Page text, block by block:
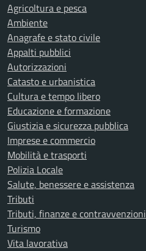
Agricoltura e pesca
Ambiente
Anagrafe e stato civile
Appalti pubblici
Autorizzazioni
Catasto e urbanistica
Cultura e tempo libero
Educazione e formazione
Giustizia e sicurezza pubblica
Imprese e commercio
Mobilità e trasporti
Polizia Locale
Salute, benessere e assistenza
Tributi
Tributi, finanze e contravvenzioni
Turismo
Vita lavorativa